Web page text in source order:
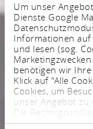
Um unser
Dienste Google
Informationen
und lesen (sog.
benötigen wir
Klick auf "Alle
Cookies, um
unser Angebot zu
Die
die Speicherung